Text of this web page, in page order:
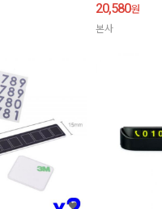
20,580원
본사